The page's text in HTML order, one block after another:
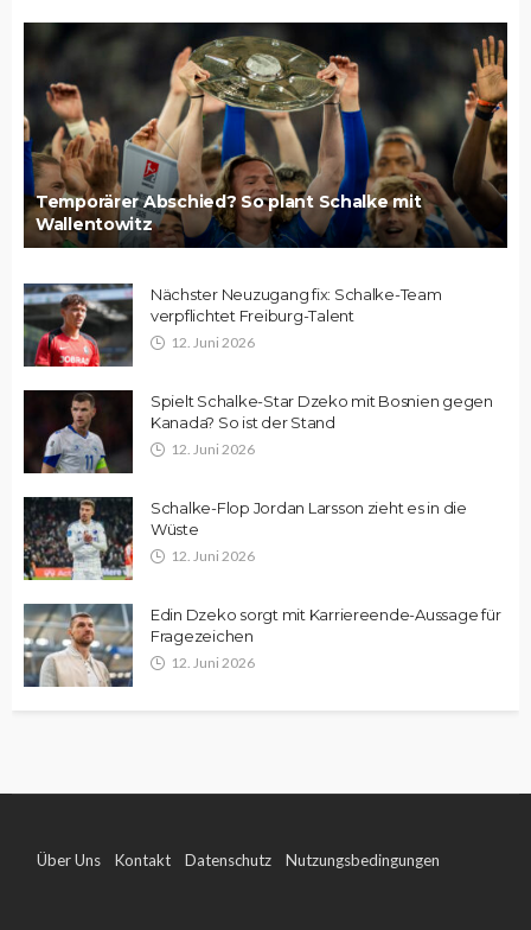
Temporärer Abschied? So plant Schalke mit
Wallentowitz
Nächster Neuzugang fix: Schalke-Team
verpflichtet Freiburg-Talent
12. Juni 2026
Spielt Schalke-Star Dzeko mit Bosnien gegen
Kanada? So ist der Stand
12. Juni 2026
Schalke-Flop Jordan Larsson zieht es in die
Wüste
12. Juni 2026
Edin Dzeko sorgt mit Karriereende-Aussage für
Fragezeichen
12. Juni 2026
Über Uns Kontakt Datenschutz Nutzungsbedingungen